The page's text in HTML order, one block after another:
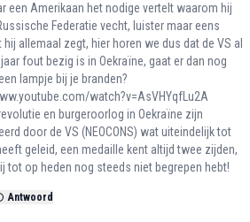
een Amerikaan het nodige vertelt waarom hij
Federatie vecht, luister maar eens
allemaal zegt, hier horen we dus dat de VS al
fout bezig is in Oekraïne, gaat er dan nog
lampje bij je branden?
watch?v=AsVHYqfLu2A
en burgeroorlog in Oekraïne zijn
door de VS (NEOCONS) wat uiteindelijk tot
geleid, een medaille kent altijd twee zijden,
tot op heden nog steeds niet begrepen hebt!
Antwoord